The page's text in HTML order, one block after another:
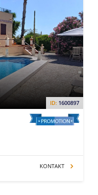
ID: 1600897
KONTAKT